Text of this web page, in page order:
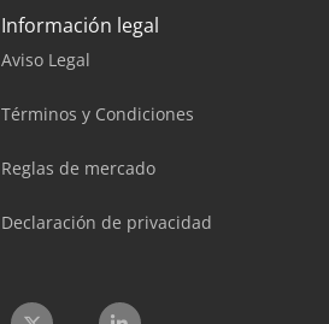
Información legal
Aviso Legal
Términos y Condiciones
Reglas de mercado
Declaración de privacidad